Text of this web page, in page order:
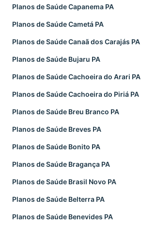
Planos de Saúde Capanema PA
Planos de Saúde Cametá PA
Planos de Saúde Canaã dos Carajás PA
Planos de Saúde Bujaru PA
Planos de Saúde Cachoeira do Arari PA
Planos de Saúde Cachoeira do Piriá PA
Planos de Saúde Breu Branco PA
Planos de Saúde Breves PA
Planos de Saúde Bonito PA
Planos de Saúde Bragança PA
Planos de Saúde Brasil Novo PA
Planos de Saúde Belterra PA
Planos de Saúde Benevides PA